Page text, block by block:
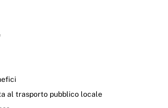
al trasporto pubblico locale